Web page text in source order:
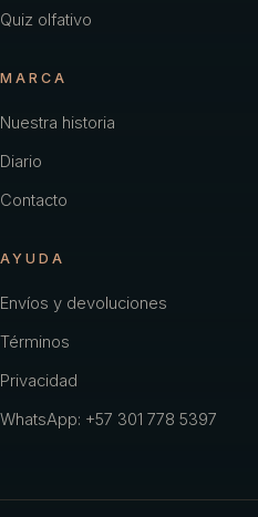
Quiz olfativo
MARCA
Nuestra historia
Diario
Contacto
AYUDA
Envíos y devoluciones
Términos
Privacidad
WhatsApp: +57 301 778 5397